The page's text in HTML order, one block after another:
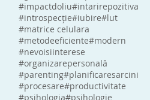
#impactdoliu#intarirepozitiva
#introspecție#iubire#lut
#matrice celulara
#metodeeficiente#modern
#nevoisiinterese
#organizarepersonală
#parenting#planificaresarcini
#procesare#productivitate
#psihologia#psihologie